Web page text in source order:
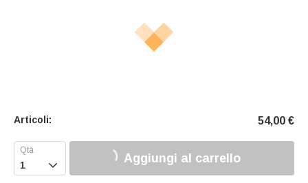
Articoli: 54,00 €
 Aggiungi al carrello